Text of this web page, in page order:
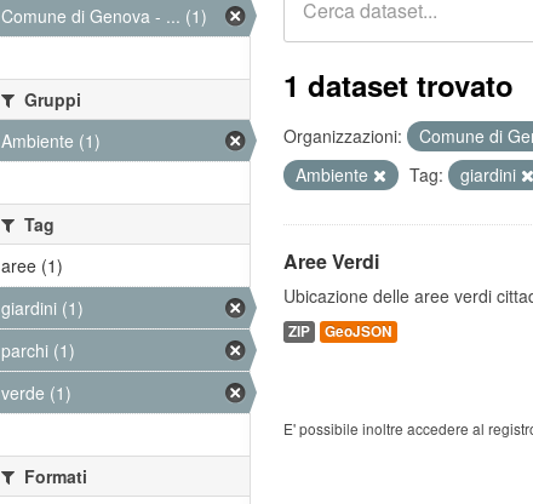
1 dataset trovato
Organizzazioni: Comune di
Ambiente
Tag: giardini
Aree Verdi
Ubicazione delle aree verdi
ZIP GeoJSON
E' possibile inoltre accedere al
Comune di Genova - ... (1)
Gruppi
Ambiente (1)
Tag
aree (1)
giardini (1)
parchi (1)
verde (1)
Formati